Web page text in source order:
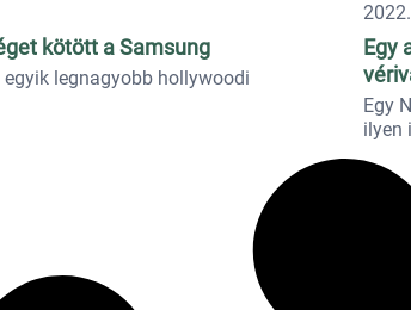
kötött a Samsung
legnagyobb hollywoodi
Egy
Egy
ilyen